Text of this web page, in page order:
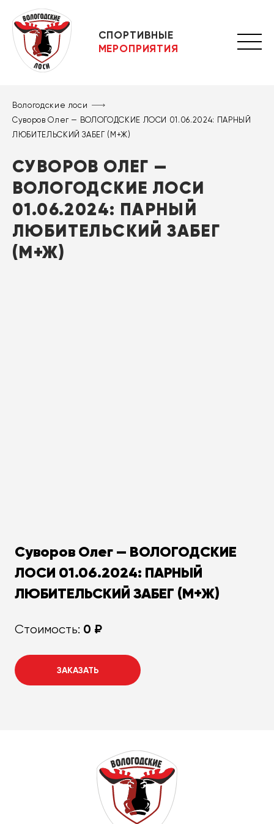
СПОРТИВНЫЕ
МЕРОПРИЯТИЯ
Вологодские лоси
Суворов Олег — ВОЛОГОДСКИЕ ЛОСИ 01.06.2024: ПАРНЫЙ
ЛЮБИТЕЛЬСКИЙ ЗАБЕГ (М+Ж)
СУВОРОВ ОЛЕГ —
ВОЛОГОДСКИЕ ЛОСИ
01.06.2024: ПАРНЫЙ
ЛЮБИТЕЛЬСКИЙ ЗАБЕГ
(М+Ж)
Суворов Олег — ВОЛОГОДСКИЕ
ЛОСИ 01.06.2024: ПАРНЫЙ
ЛЮБИТЕЛЬСКИЙ ЗАБЕГ (М+Ж)
Стоимость: 0 ₽
ЗАКАЗАТЬ